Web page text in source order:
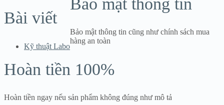
Bài viết
Kỹ thuật Labo
Bảo mật thông tin
Bảo mật thông tin cũng như chính sách mua
hàng an toàn
Hoàn tiền 100%
Hoàn tiền ngay nếu sản phẩm không đúng như mô tả